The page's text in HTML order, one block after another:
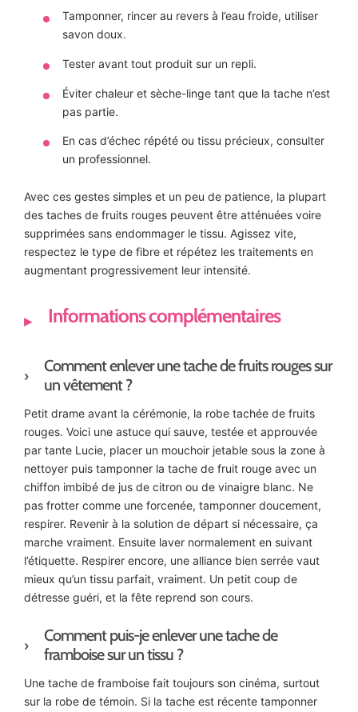
Tamponner, rincer au revers à l’eau froide, utiliser
savon doux.
Tester avant tout produit sur un repli.
Éviter chaleur et sèche-linge tant que la tache n’est
pas partie.
En cas d’échec répété ou tissu précieux, consulter
un professionnel.
Avec ces gestes simples et un peu de patience, la plupart
des taches de fruits rouges peuvent être atténuées voire
supprimées sans endommager le tissu. Agissez vite,
respectez le type de fibre et répétez les traitements en
augmentant progressivement leur intensité.
Informations complémentaires
Comment enlever une tache de fruits rouges sur
un vêtement ?
Petit drame avant la cérémonie, la robe tachée de fruits
rouges. Voici une astuce qui sauve, testée et approuvée
par tante Lucie, placer un mouchoir jetable sous la zone à
nettoyer puis tamponner la tache de fruit rouge avec un
chiffon imbibé de jus de citron ou de vinaigre blanc. Ne
pas frotter comme une forcenée, tamponner doucement,
respirer. Revenir à la solution de départ si nécessaire, ça
marche vraiment. Ensuite laver normalement en suivant
l’étiquette. Respirer encore, une alliance bien serrée vaut
mieux qu’un tissu parfait, vraiment. Un petit coup de
détresse guéri, et la fête reprend son cours.
Comment puis-je enlever une tache de
framboise sur un tissu ?
Une tache de framboise fait toujours son cinéma, surtout
sur la robe de témoin. Si la tache est récente tamponner